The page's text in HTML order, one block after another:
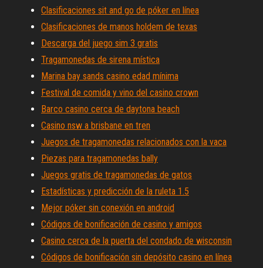
Clasificaciones sit and go de póker en línea
Clasificaciones de manos holdem de texas
Descarga del juego sim 3 gratis
Tragamonedas de sirena mística
Marina bay sands casino edad mínima
Festival de comida y vino del casino crown
Barco casino cerca de daytona beach
Casino nsw a brisbane en tren
Juegos de tragamonedas relacionados con la vaca
Piezas para tragamonedas bally
Juegos gratis de tragamonedas de gatos
Estadísticas y predicción de la ruleta 1.5
Mejor póker sin conexión en android
Códigos de bonificación de casino y amigos
Casino cerca de la puerta del condado de wisconsin
Códigos de bonificación sin depósito casino en línea